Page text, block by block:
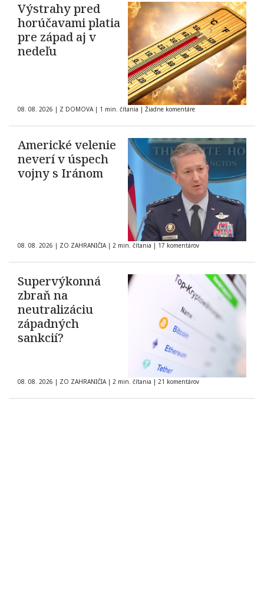
Výstrahy pred
horúčavami platia
pre západ aj v
nedeľu
08. 08. 2026 | Z DOMOVA | 1 min. čítania | Žiadne komentáre
Americké velenie
neverí v úspech
vojny s Iránom
08. 08. 2026 | ZO ZAHRANIČIA | 2 min. čítania | 17 komentárov
Supervýkonná
zbraň na
neutralizáciu
západných
sankcií?
08. 08. 2026 | ZO ZAHRANIČIA | 2 min. čítania | 21 komentárov